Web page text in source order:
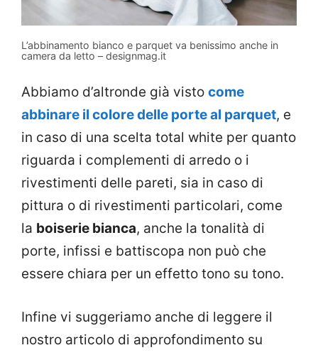
L’abbinamento bianco e parquet va benissimo anche in
camera da letto – designmag.it
Abbiamo d’altronde già visto come
abbinare il colore delle porte al parquet, e
in caso di una scelta total white per quanto
riguarda i complementi di arredo o i
rivestimenti delle pareti, sia in caso di
pittura o di rivestimenti particolari, come
la boiserie bianca, anche la tonalità di
porte, infissi e battiscopa non può che
essere chiara per un effetto tono su tono.
Infine vi suggeriamo anche di leggere il
nostro articolo di approfondimento su